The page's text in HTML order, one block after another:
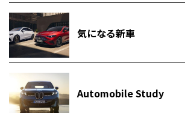
気になる新車
Automobile Study